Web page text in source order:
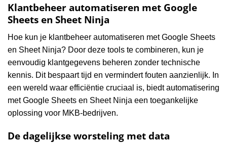
Klantbeheer automatiseren met Google
Sheets en Sheet Ninja
Hoe kun je klantbeheer automatiseren met Google Sheets
en Sheet Ninja? Door deze tools te combineren, kun je
eenvoudig klantgegevens beheren zonder technische
kennis. Dit bespaart tijd en vermindert fouten aanzienlijk. In
een wereld waar efficiëntie cruciaal is, biedt automatisering
met Google Sheets en Sheet Ninja een toegankelijke
oplossing voor MKB-bedrijven.
De dagelijkse worsteling met data